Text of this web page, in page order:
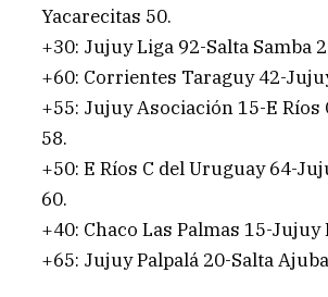
Yacarecitas 50.
+30: Jujuy Liga 92-Salta Samba
+60: Corrientes Taraguy 42-
+55: Jujuy Asociación 15-E Ríos
58.
+50: E Ríos C del Uruguay 64-
60.
+40: Chaco Las Palmas 15-Jujuy
+65: Jujuy Palpalá 20-Salta